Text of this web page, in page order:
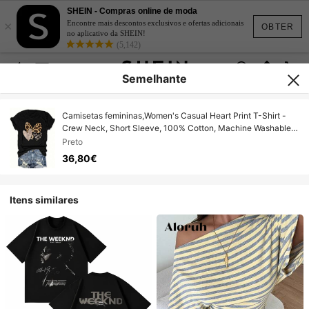
OBTER
×
SHEIN - Compras online de moda
Encontre mais descontos exclusivos e ofertas adicionais
no aplicativo da SHEIN!
(5,142)
Semelhante
Camisetas femininas,Women's Casual Heart Print T-Shirt -
Crew Neck, Short Sleeve, 100% Cotton, Machine Washable,
Ladies T Shirts, Leisure Style, aLL/Global/all Tee For adult,
Men, Women, Teen, Teenager, adolescent, Youth
Preto
36,80€
Itens similares